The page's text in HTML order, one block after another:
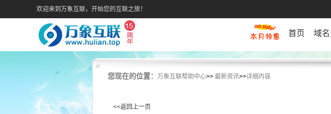
欢迎来到万象互联，开始您的互联之旅！
首页 域
您现在的位置： 万象互联帮助中心>> 最新资讯>>详细内容
<<返回上一页